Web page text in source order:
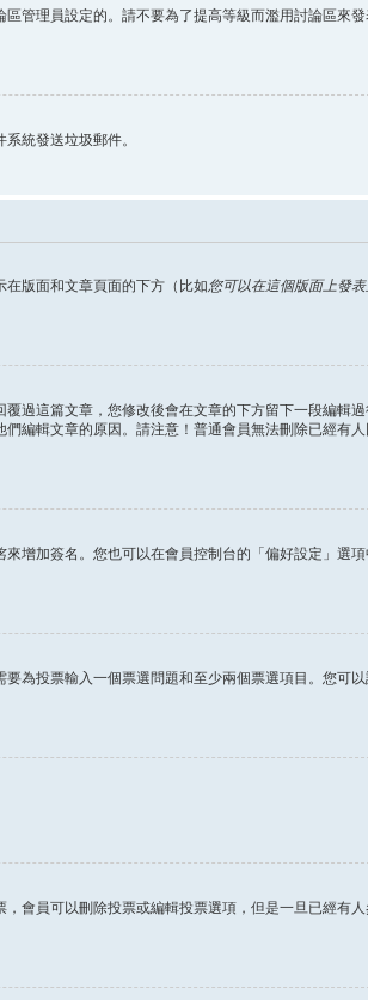
管理員設定的。請不要為了提高等級而濫用討論區來
統發送垃圾郵件。
版面和文章頁面的下方（比如您可以在這個版面上發
過這篇文章，您修改後會在文章的下方留下一段編輯過
編輯文章的原因。請注意！普通會員無法刪除已經有
來增加簽名。您也可以在會員控制台的「偏好設定」選
為投票輸入一個票選問題和至少兩個票選項目。您可
會員可以刪除投票或編輯投票選項，但是一旦已經有人